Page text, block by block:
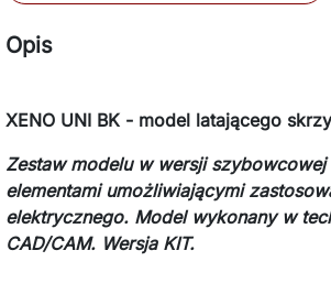
Opis
XENO UNI BK - model latającego
Zestaw modelu w wersji
elementami umożliwiającymi
elektrycznego. Model wykonany w
CAD/CAM. Wersja KIT.